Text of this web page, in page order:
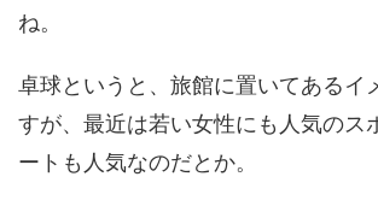
ね。
卓球というと、旅館に置いてあるイ
すが、最近は若い女性にも人気のス
ートも人気なのだとか。